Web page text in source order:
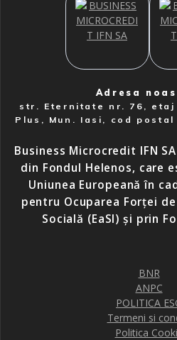
Adresa
str. Eternitate nr. 76, etaj
Plus, Mun. Iasi, cod postal
Business Microcredit IFN
din Fondul Helenos, care
Uniunea Europeană în
pentru Ocuparea Forței
Socială (EaSI) și prin
BNR
ANPC
POLITICA
Termeni si
Politica